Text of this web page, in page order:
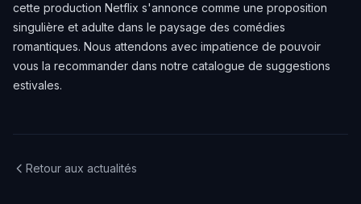
cette production Netflix s'annonce comme une proposition
singulière et adulte dans le paysage des comédies
romantiques. Nous attendons avec impatience de pouvoir
vous la recommander dans notre catalogue de suggestions
estivales.
Retour aux actualités